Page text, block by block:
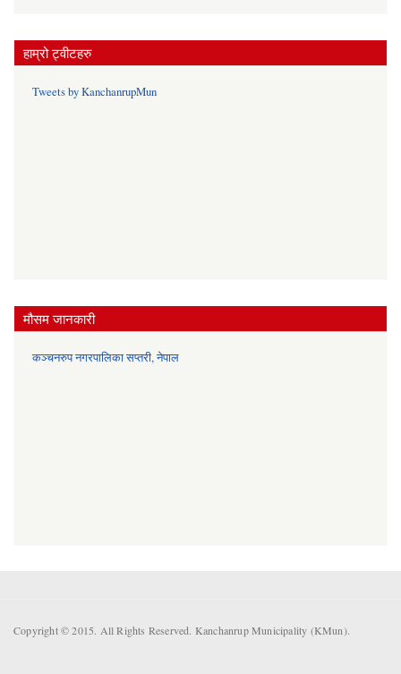
हाम्रो ट्वीटहरु
Tweets by KanchanrupMun
मौसम जानकारी
कञ्चनरुप नगरपालिका सप्तरी, नेपाल
Copyright © 2015. All Rights Reserved. Kanchanrup Municipality (KMun).